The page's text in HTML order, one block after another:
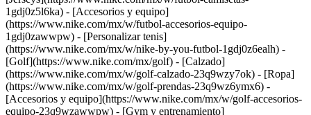
1gdj0z5l6ka) - [Accesorios y equipo]
(https://www.nike.com/mx/w/futbol-accesorios-equipo-
1gdj0zawwpw) - [Personalizar tenis]
(https://www.nike.com/mx/w/nike-by-you-futbol-1gdj0z6ealh) -
[Golf](https://www.nike.com/mx/golf) - [Calzado]
(https://www.nike.com/mx/w/golf-calzado-23q9wzy7ok) - [Ropa]
(https://www.nike.com/mx/w/golf-prendas-23q9wz6ymx6) -
[Accesorios y equipo](https://www.nike.com/mx/w/golf-accesorios-
equipo-23q9wzawwpw) - [Gym y entrenamiento]